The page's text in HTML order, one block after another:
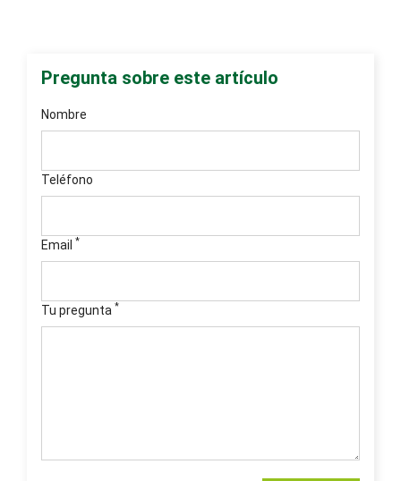
Pregunta sobre este artículo
Nombre
Teléfono
Email *
Tu pregunta *